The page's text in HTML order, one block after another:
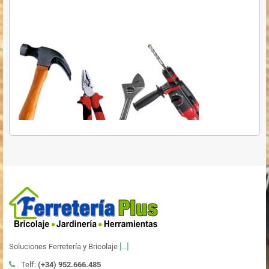
Soluciones Ferretería y Bricolaje [...]
Telf: (+34) 952.666.485